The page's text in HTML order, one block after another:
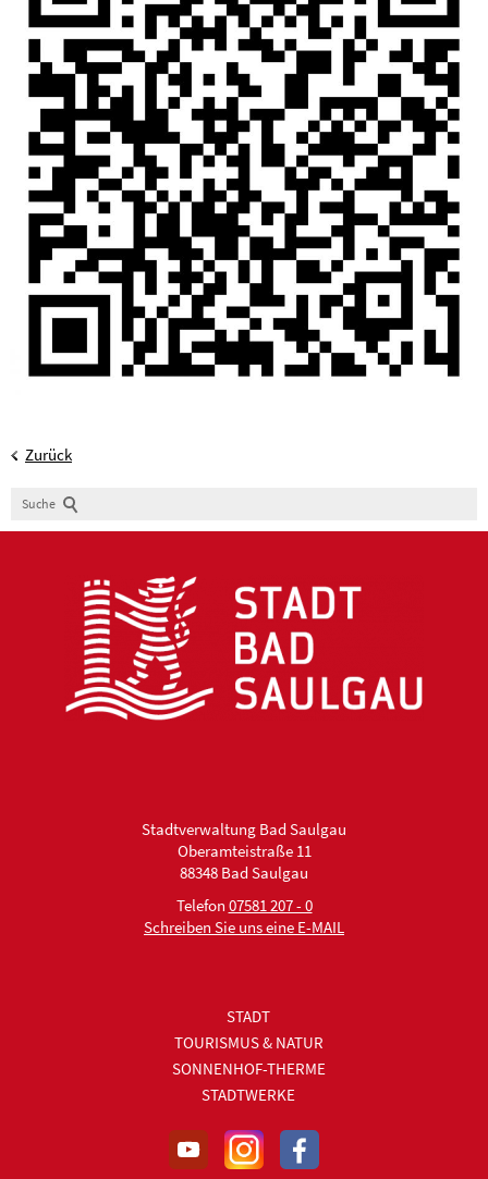
Zurück
Suche
Stadtverwaltung Bad Saulgau
Oberamteistraße 11
88348 Bad Saulgau
Telefon 07581 207 - 0
Schreiben Sie uns eine E-MAIL
STADT
TOURISMUS & NATUR
SONNENHOF-THERME
STADTWERKE